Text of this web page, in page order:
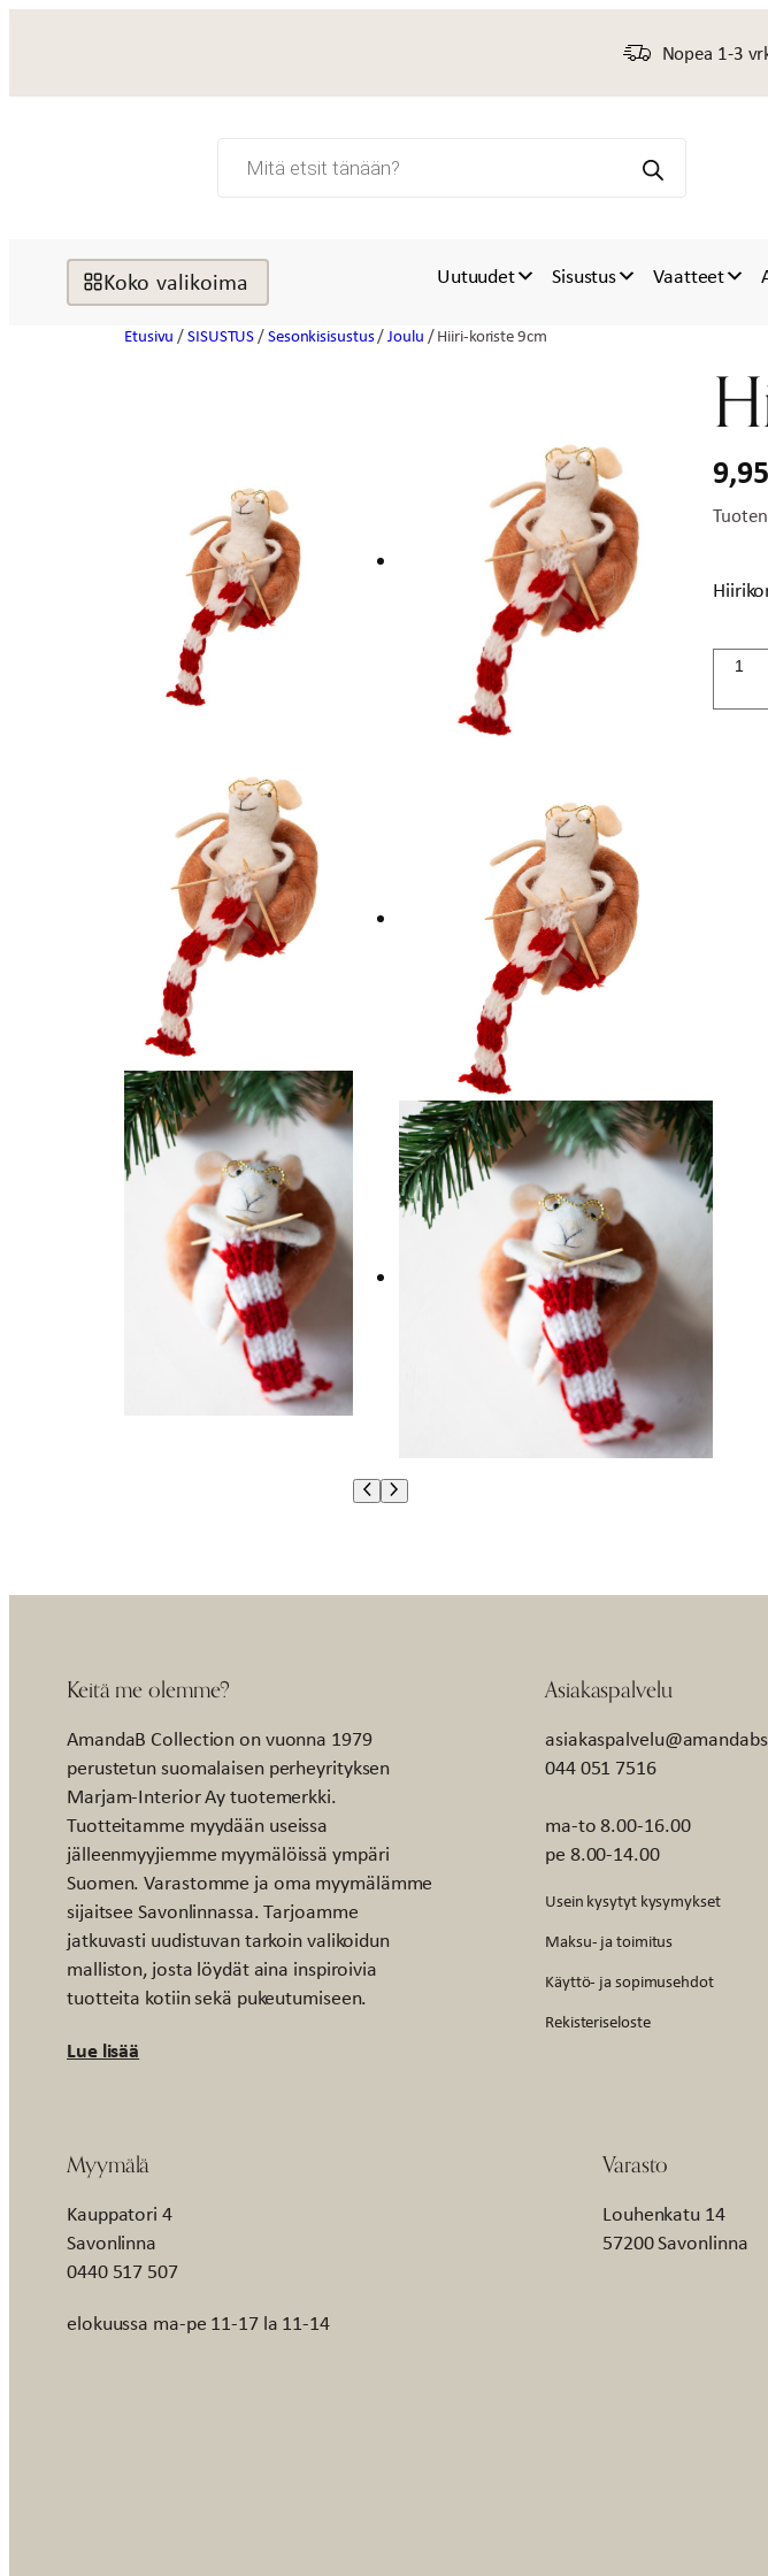
Nopea 1-3
search
Koko valikoima Uutuudet Sisustus Vaatteet
Etusivu /SISUSTUS/Sesonkisisustus/Joulu / Hiiri-koriste 9cm
9,95
Hiiri-
Keitä me olemme?
AmandaB Collection on vuonna 1979
perustetun suomalaisen perheyrityksen
Marjam-Interior Ay tuotemerkki.
Tuotteitamme myydään useissa
jälleenmyyjiemme myymälöissä ympäri
Suomen. Varastomme ja oma myymälämme
sijaitsee Savonlinnassa. Tarjoamme
jatkuvasti uudistuvan tarkoin valikoidun
malliston, josta löydät aina inspiroivia
tuotteita kotiin sekä pukeutumiseen.
Lue lisää
Asiakaspalvelu
044 051 7516
ma-to 8.00-16.00
pe 8.00-14.00
Usein kysytyt kysymykset
Maksu- ja toimitus
Käyttö- ja sopimusehdot
Rekisteriseloste
Myymälä
Kauppatori 4
Savonlinna
0440 517 507
elokuussa ma-pe 11-17 la 11-14
Varasto
Louhenkatu 14
57200 Savonlinna